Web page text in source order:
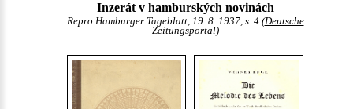
Inzerát v hamburských novinách
Repro Hamburger Tageblatt, 19. 8. 1937, s. 4 (Deutsche
Zeitungsportal)